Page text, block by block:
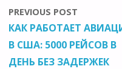
PREVIOUS POST
КАК РАБОТАЕТ
В США: 5000 РЕЙСОВ В
ДЕНЬ БЕЗ ЗАДЕРЖЕК